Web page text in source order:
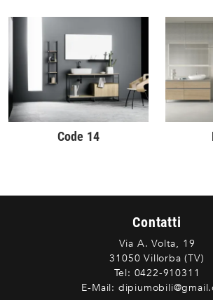
Code 14
Contatti
Via A. Volta, 19
31050 Villorba (TV)
Tel: 0422-910311
E-Mail: